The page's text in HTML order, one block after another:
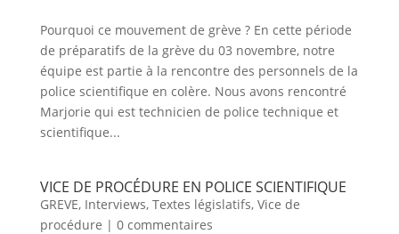
Pourquoi ce mouvement de grève ? En cette période
de préparatifs de la grève du 03 novembre, notre
équipe est partie à la rencontre des personnels de la
police scientifique en colère. Nous avons rencontré
Marjorie qui est technicien de police technique et
scientifique...
VICE DE PROCÉDURE EN POLICE SCIENTIFIQUE
GREVE, Interviews, Textes législatifs, Vice de
procédure | 0 commentaires